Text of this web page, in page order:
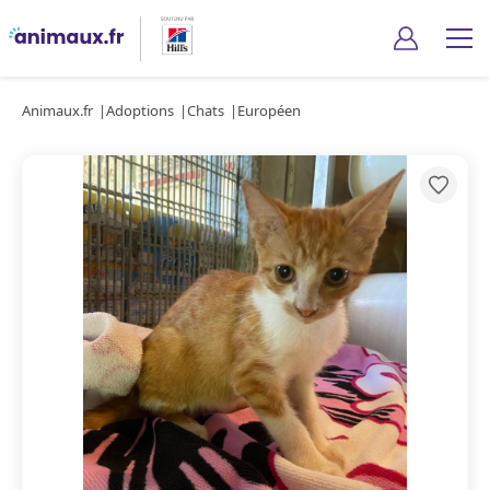
Animaux.fr Adoptions Chats Européen